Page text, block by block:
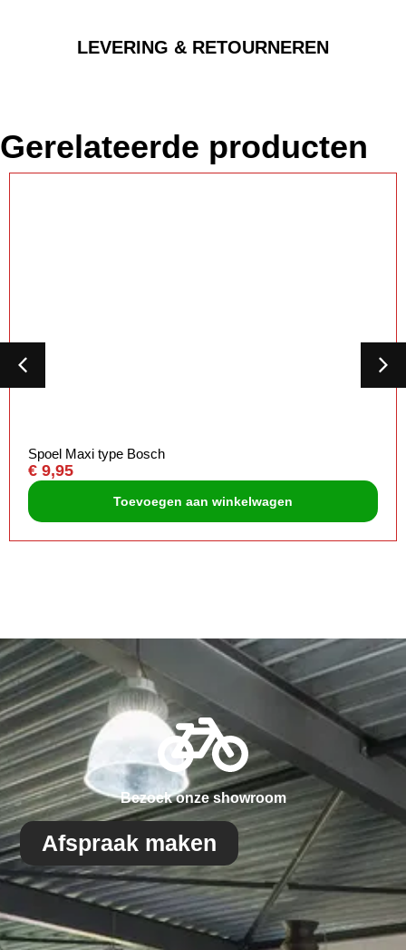
LEVERING & RETOURNEREN
Gerelateerde producten
Spoel Maxi type Bosch
€ 9,95
Toevoegen aan winkelwagen
Bezoek onze showroom
Afspraak maken